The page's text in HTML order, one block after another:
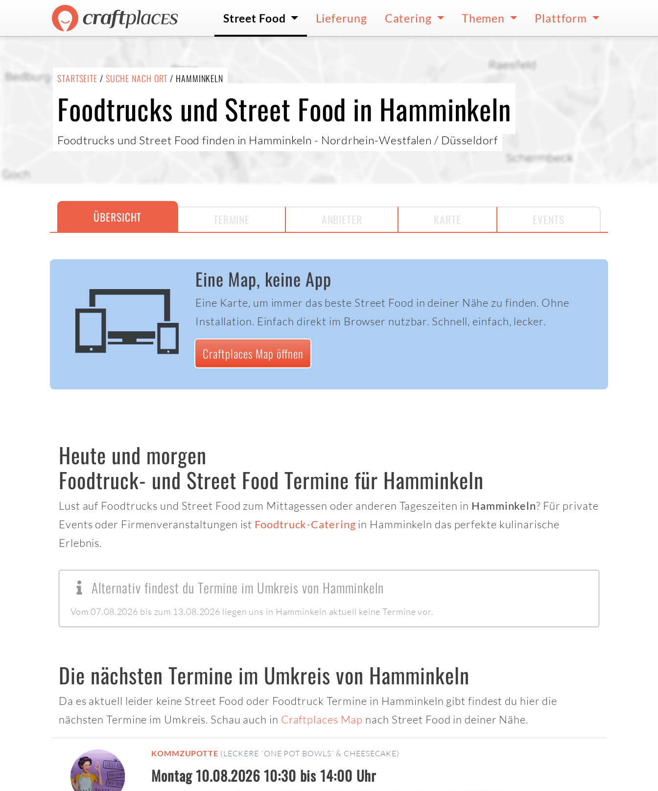
Street Food Lieferung Catering Themen Plattform
STARTSEITE / SUCHE NACH ORT / HAMMINKELN
Foodtrucks und Street Food in Hamminkeln
Foodtrucks und Street Food finden in Hamminkeln - Nordrhein-Westfalen / Düsseldorf
ÜBERSICHT TERMINE ANBIETER KARTE EVENTS
Eine Map, keine App
Eine Karte, um immer das beste Street Food in deiner Nähe zu finden. Ohne
Installation. Einfach direkt im Browser nutzbar. Schnell, einfach, lecker.
Craftplaces Map öffnen
Heute und morgen
Foodtruck- und Street Food Termine für Hamminkeln
Lust auf Foodtrucks und Street Food zum Mittagessen oder anderen Tageszeiten in Hamminkeln? Für private
Events oder Firmenveranstaltungen ist Foodtruck-Catering in Hamminkeln das perfekte kulinarische
Erlebnis.
Alternativ findest du Termine im Umkreis von Hamminkeln
Vom 07.08.2026 bis zum 13.08.2026 liegen uns in Hamminkeln aktuell keine Termine vor.
Die nächsten Termine im Umkreis von Hamminkeln
Da es aktuell leider keine Street Food oder Foodtruck Termine in Hamminkeln gibt findest du hier die
nächsten Termine im Umkreis. Schau auch in Craftplaces Map nach Street Food in deiner Nähe.
KOMMZUPOTTE (LECKERE ´ONE POT BOWLS´ & CHEESECAKE)
Montag 10.08.2026 10:30 bis 14:00 Uhr